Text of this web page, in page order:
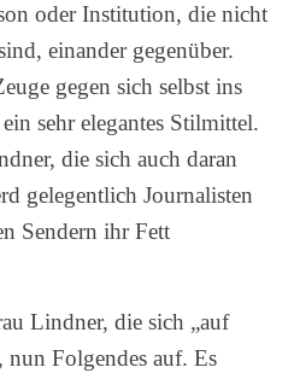
oder Institution, die nicht
einander gegenüber.
gegen sich selbst ins
sehr elegantes Stilmittel.
die sich auch daran
gelegentlich Journalisten
Sendern ihr Fett
Lindner, die sich „auf
nun Folgendes auf. Es